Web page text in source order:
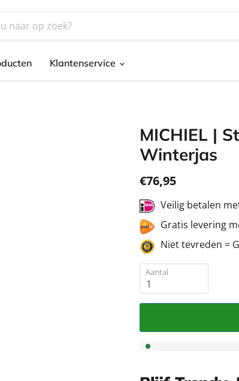
Klantenservice
MICHIEL |
Winterjas
€76,95
Veilig betalen
Gratis levering
Niet tevreden =
Aantal